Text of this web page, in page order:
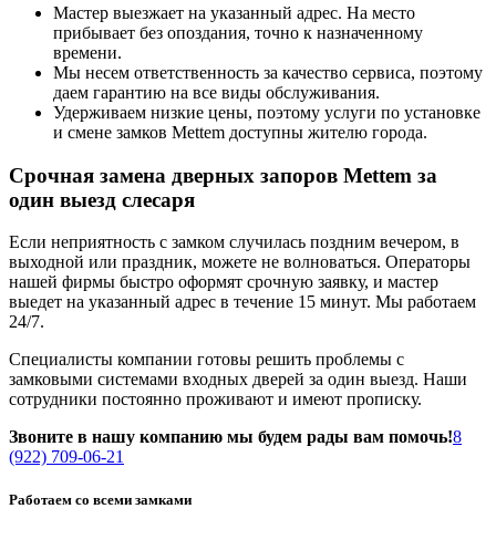
Мастер выезжает на указанный адрес. На место
прибывает без опоздания, точно к назначенному
времени.
Мы несем ответственность за качество сервиса, поэтому
даем гарантию на все виды обслуживания.
Удерживаем низкие цены, поэтому услуги по установке
и смене замков Mettem доступны жителю города.
Срочная замена дверных запоров Mettem за
один выезд слесаря
Если неприятность с замком случилась поздним вечером, в
выходной или праздник, можете не волноваться. Операторы
нашей фирмы быстро оформят срочную заявку, и мастер
выедет на указанный адрес в течение 15 минут. Мы работаем
24/7.
Специалисты компании готовы решить проблемы с
замковыми системами входных дверей за один выезд. Наши
сотрудники постоянно проживают и имеют прописку.
Звоните в нашу компанию мы будем рады вам помочь!8
(922) 709-06-21
Работаем со всеми замками